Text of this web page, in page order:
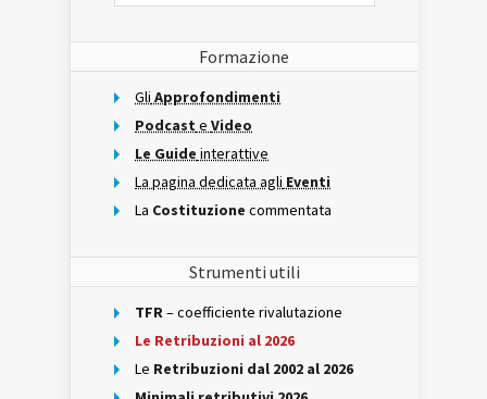
Formazione
Gli Approfondimenti
Podcast e Video
Le Guide interattive
La pagina dedicata agli Eventi
La Costituzione commentata
Strumenti utili
TFR– coefficiente rivalutazione
Le Retribuzioni al 2026
Le Retribuzioni dal 2002 al 2026